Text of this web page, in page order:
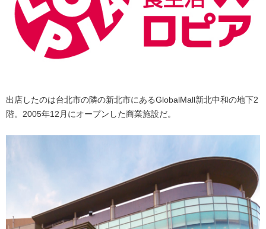
出店したのは台北市の隣の新北市にあるGlobalMall新北中和の地下2
階。2005年12月にオープンした商業施設だ。